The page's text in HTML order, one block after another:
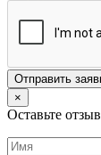
×
Оставьте